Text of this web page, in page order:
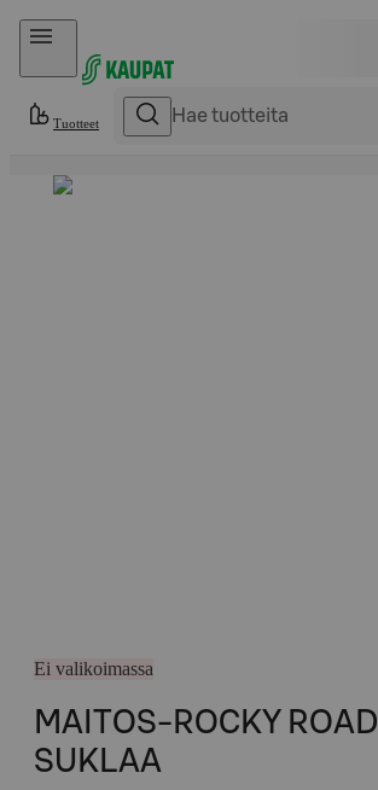
Hyppää sisältöön
Tuotteet
Ei valikoimassa
MAITOS-ROCKY ROAD
SUKLAA